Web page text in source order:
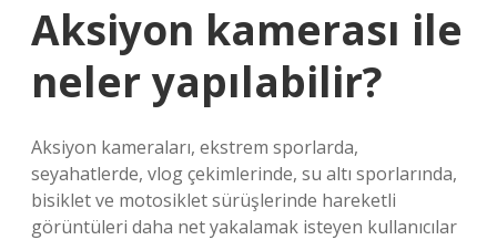
Aksiyon kamerası ile
neler yapılabilir?
Aksiyon kameraları, ekstrem sporlarda,
seyahatlerde, vlog çekimlerinde, su altı sporlarında,
bisiklet ve motosiklet sürüşlerinde hareketli
görüntüleri daha net yakalamak isteyen kullanıcılar